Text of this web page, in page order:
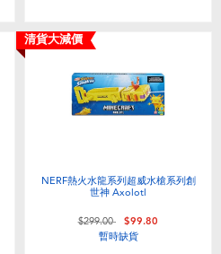
清貨大減價
NERF熱火水龍系列超威水槍系列創
世神 Axolotl
價格從
$299.00至$99.80
暫時缺貨